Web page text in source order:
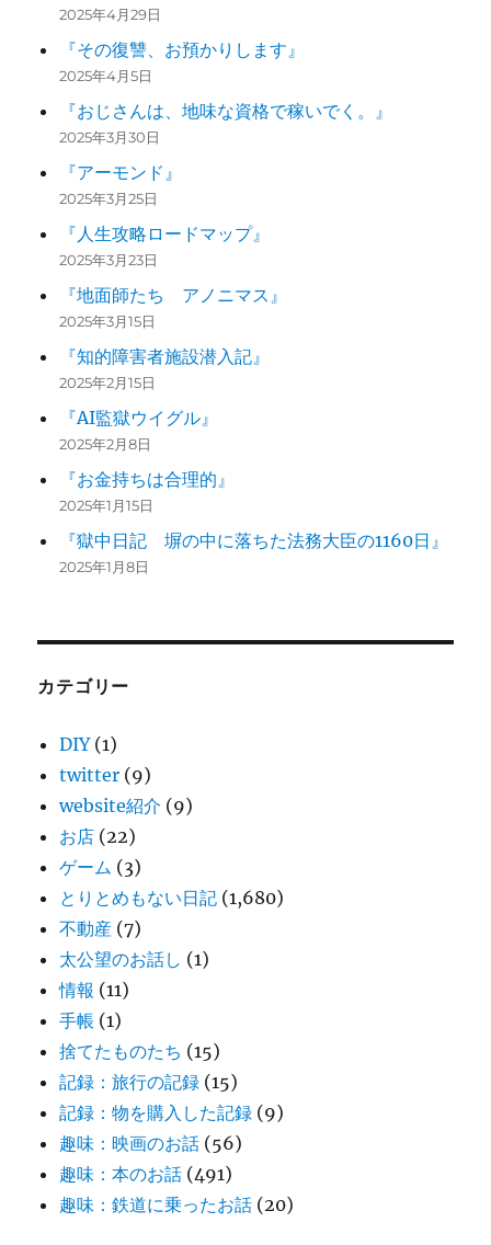
2025年4月29日
『その復讐、お預かりします』
2025年4月5日
『おじさんは、地味な資格で稼いでく。』
2025年3月30日
『アーモンド』
2025年3月25日
『人生攻略ロードマップ』
2025年3月23日
『地面師たち アノニマス』
2025年3月15日
『知的障害者施設潜入記』
2025年2月15日
『AI監獄ウイグル』
2025年2月8日
『お金持ちは合理的』
2025年1月15日
『獄中日記 塀の中に落ちた法務大臣の1160日』
2025年1月8日
カテゴリー
DIY(1)
twitter (9)
website紹介 (9)
お店 (22)
ゲーム (3)
とりとめもない日記 (1,680)
不動産 (7)
太公望のお話し (1)
情報 (11)
手帳 (1)
捨てたものたち (15)
記録：旅行の記録 (15)
記録：物を購入した記録 (9)
趣味：映画のお話 (56)
趣味：本のお話 (491)
趣味：鉄道に乗ったお話 (20)